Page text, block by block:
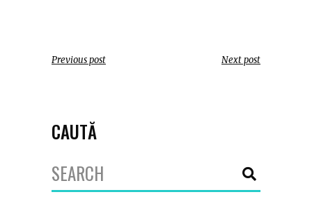
Previous post Next post
CAUTĂ
Search
for: